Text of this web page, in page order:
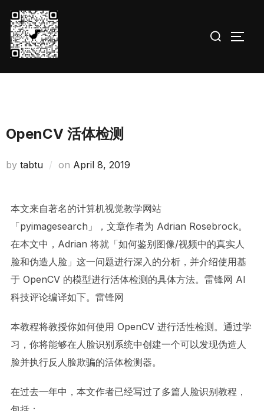
Skip
content
for:
OpenCV 活体检测
by tabtu on Posted
April 8, 2019
本文来自著名的计算机视觉教学网站
「pyimagesearch」，文章作者为 Adrian Rosebrock。
在本文中，Adrian 将就「如何鉴别图像/视频中的真实人
脸和伪造人脸」这一问题进行深入的分析，并介绍使用基
于 OpenCV 的模型进行活体检测的具体方法。雷锋网 AI
科技评论编译如下。雷锋网
本教程将教授你如何使用 OpenCV 进行活性检测。通过学
习，你将能够在人脸识别系统中创建一个可以发现伪造人
脸并执行反人脸欺骗的活体检测器。
在过去一年中，本文作者已经写过了多篇人脸识别教程，